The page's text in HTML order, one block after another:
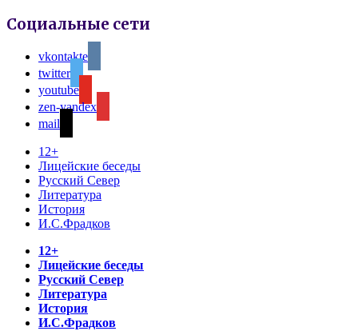
Социальные сети
vkontakte
twitter
youtube
zen-yandex
mail
12+
Лицейские беседы
Русский Север
Литература
История
И.С.Фрадков
12+
Лицейские беседы
Русский Север
Литература
История
И.С.Фрадков